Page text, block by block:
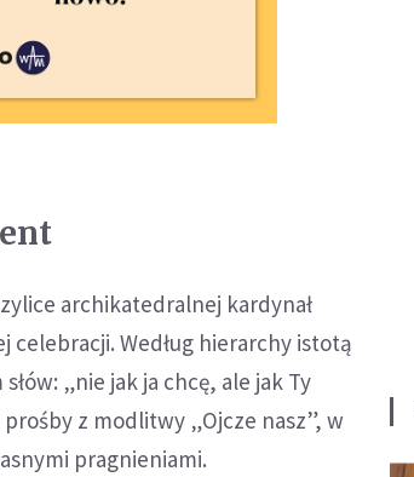
archikatedralnej kardynał
celebracji. Według hierarchy istotą
„nie jak ja chcę, ale jak Ty
prośby z modlitwy „Ojcze nasz”, w
pragnieniami.